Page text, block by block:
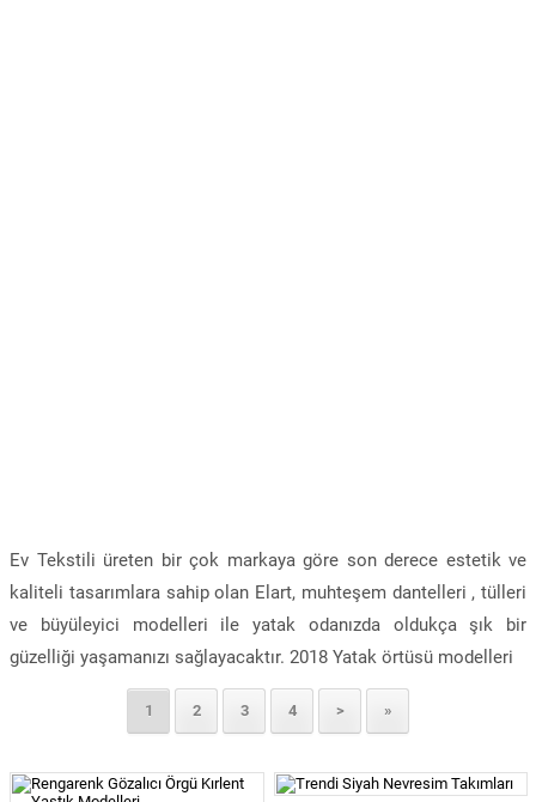
Ev Tekstili üreten bir çok markaya göre son derece estetik ve
kaliteli tasarımlara sahip olan Elart, muhteşem dantelleri , tülleri
ve büyüleyici modelleri ile yatak odanızda oldukça şık bir
güzelliği yaşamanızı sağlayacaktır. 2018 Yatak örtüsü modelleri
1 2 3 4 > »